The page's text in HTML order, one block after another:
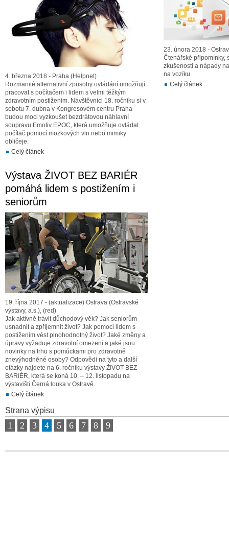
4. března 2018 - Praha (Helpnet)
Rozmanité alternativní způsoby ovládání umožňují
pracovat s počítačem i lidem s velmi těžkým
zdravotním postižením. Návštěvníci 18. ročníku si v
sobotu 7. dubna v Kongresovém centru Praha
budou moci vyzkoušet bezdrátovou náhlavní
soupravu Emotiv EPOC, která umožňuje ovládat
počítač pomocí mozkových vln nebo mimiky
obličeje.
Celý článek
23. února 2018 -
Čtenářské připomínky,
zkušenosti a nápady
na vozíku.
Celý článek
Výstava ŽIVOT BEZ BARIÉR
pomáhá lidem s postižením i
seniorům
19. října 2017 - (aktualizace) Ostrava (Ostravské
výstavy, a.s.), (red)
Jak aktivně trávit důchodový věk? Jak seniorům
usnadnit a zpříjemnit život? Jak pomoci lidem s
postižením vést plnohodnotný život? Jaké změny a
úpravy vyžaduje zdravotní omezení a jaké jsou
novinky na trhu s pomůckami pro zdravotně
znevýhodněné osoby? Odpovědi na tyto a další
otázky najdete na 6. ročníku výstavy ŽIVOT BEZ
BARIÉR, která se koná 10. – 12. listopadu na
výstavišti Černá louka v Ostravě.
Celý článek
Strana výpisu
1 2 3 4 5 6 7 8 9